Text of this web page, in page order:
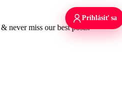
never miss our best posts.
Prihlásiť sa